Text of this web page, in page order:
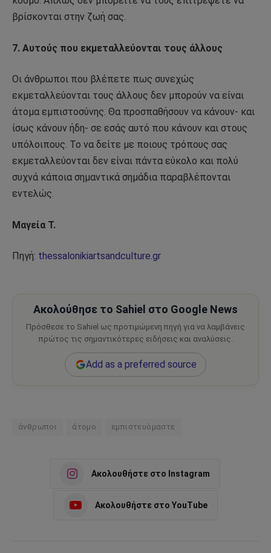
βρίσκονται στην ζωή σας.
7. Αυτούς που εκμεταλλεύονται τους άλλους
Οι άνθρωποι που βλέπετε πως συνεχώς
εκμεταλλεύονται τους άλλους δεν μπορούν να είναι
άτομα εμπιστοσύνης. Θα προσπαθήσουν να κάνουν- και
ίσως κάνουν ήδη- σε εσάς αυτό που κάνουν και στους
υπόλοιπους. Το να δείτε με ποιους τρόπους σας
εκμεταλλεύονται δεν είναι πάντα εύκολο και πολύ
συχνά κάποια σημαντικά σημάδια παραβλέπονται
εντελώς.
Μαγεία Τ.
Πηγή: thessalonikiartsandculture.gr
Ακολούθησε το Sahiel στο Google News
Πρόσθεσε το Sahiel ως προτιμώμενη πηγή για να λαμβάνεις
πρώτος τις σημαντικότερες ειδήσεις και αναλύσεις.
Add as a preferred source
άνθρωποι άτομο εμπιστευόμαστε
Ακολουθήστε στο Instagram
Ακολουθήστε στο YouTube